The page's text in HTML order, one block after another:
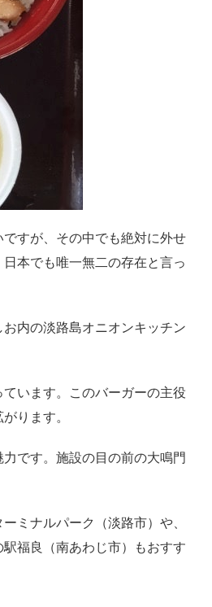
すが、その中でも絶対に外せ
本でも唯一無二の存在と言っ
内の淡路島オニオンキッチン
います。このバーガーの主役
ります。
です。施設の目の前の大鳴門
ミナルパーク（淡路市）や、
福良（南あわじ市）もおすす